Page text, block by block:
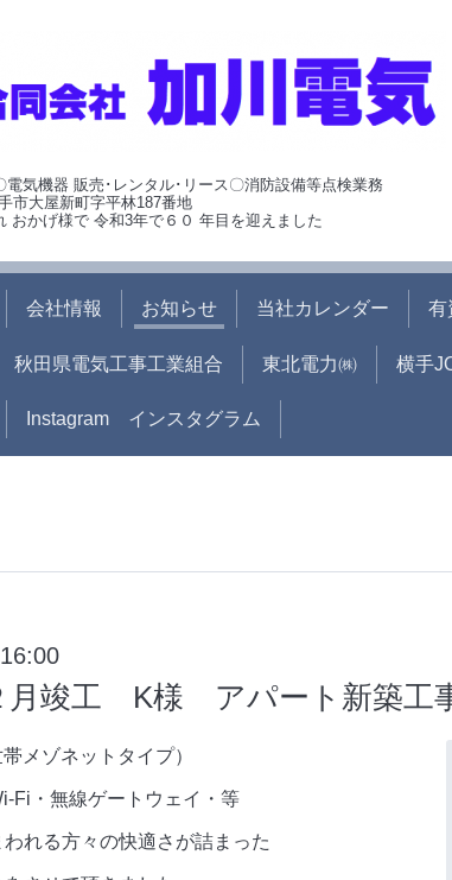
電気機器 販売･レンタル･リース〇消防設備等点検業務
市大屋新町字平林187番地
おかげ様で 令和3年で６０ 年目を迎えました
会社情報 お知らせ 当社カレンダー 有
秋田県電気工事工業組合 東北電力㈱ 横手
Instagram インスタグラム
月竣工 K様 アパート新築工
メゾネットタイプ）
Fi・無線ゲートウェイ・等
れる方々の快適さが詰まった